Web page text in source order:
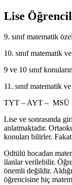
Lise
9. sınıf matematik
10. sınıf matematik
9 ve 10 sınıf
11. sınıf matematik
TYT – AYT – MSÜ
Lise ve sonrasında
anlatmaktadır.
konuları bilirler.
Odtülü hocadan
ilanlar verilebilir.
önemli değildir.
öğrencisine hiç